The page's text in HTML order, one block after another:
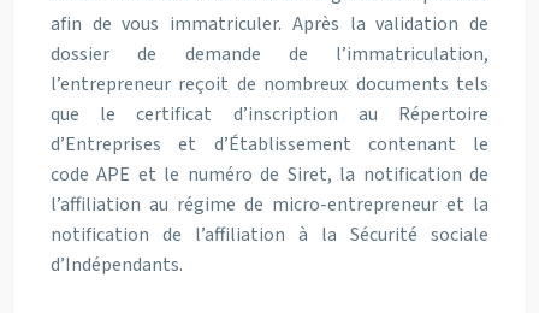
afin de vous immatriculer. Après la validation de
dossier de demande de l’immatriculation,
l’entrepreneur reçoit de nombreux documents tels
que le certificat d’inscription au Répertoire
d’Entreprises et d’Établissement contenant le
code APE et le numéro de Siret, la notification de
l’affiliation au régime de micro-entrepreneur et la
notification de l’affiliation à la Sécurité sociale
d’Indépendants.